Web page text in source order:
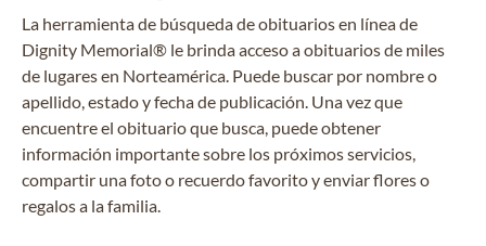
La herramienta de búsqueda de obituarios en línea de
Dignity Memorial® le brinda acceso a obituarios de miles
de lugares en Norteamérica. Puede buscar por nombre o
apellido, estado y fecha de publicación. Una vez que
encuentre el obituario que busca, puede obtener
información importante sobre los próximos servicios,
compartir una foto o recuerdo favorito y enviar flores o
regalos a la familia.